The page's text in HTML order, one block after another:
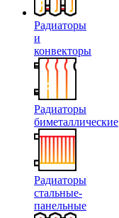
Радиаторы
и
конвекторы
Радиаторы
биметаллические
Радиаторы
стальные-
панельные